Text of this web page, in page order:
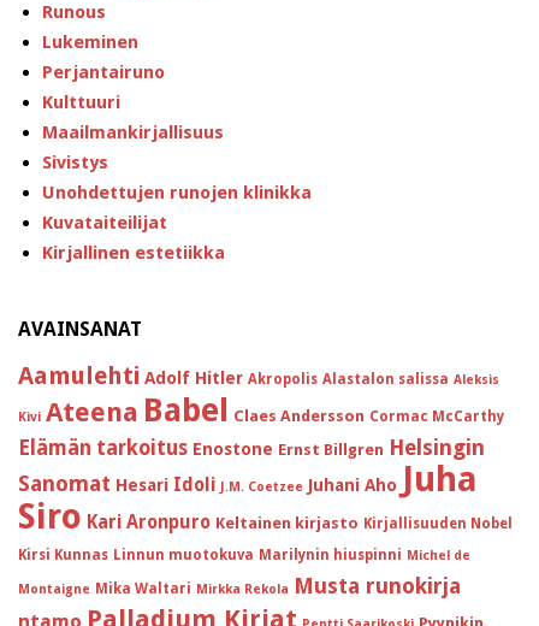
Runous
Lukeminen
Perjantairuno
Kulttuuri
Maailmankirjallisuus
Sivistys
Unohdettujen runojen klinikka
Kuvataiteilijat
Kirjallinen estetiikka
AVAINSANAT
Aamulehti Adolf Hitler Akropolis Alastalon salissa Aleksis
Kivi Ateena Babel Claes Andersson Cormac McCarthy
Elämän tarkoitus Enostone Ernst Billgren Helsingin
Sanomat Hesari Idoli J.M. Coetzee Juhani Aho Juha
Siro Kari Aronpuro Keltainen kirjasto Kirjallisuuden Nobel
Kirsi Kunnas Linnun muotokuva Marilynin hiuspinni Michel de
Montaigne Mika Waltari Mirkka Rekola Musta runokirja
ntamo Palladium Kirjat
Pyynikin